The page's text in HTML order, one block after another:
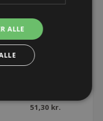
51,30 kr.
ALLE